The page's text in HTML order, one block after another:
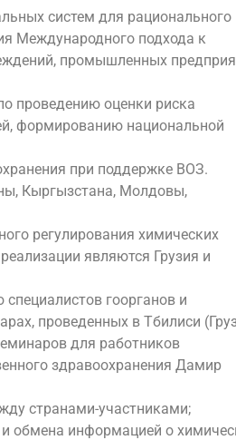
систем для рационального
Международного подхода к
промышленных
проведению оценки риска
формированию национальной
при поддержке ВОЗ.
Кыргызстана, Молдовы,
регулирования химических
являются Грузия и
гоорганов и
проведенных в Тбилиси
для работников
здравоохранения Дамир
странами-участниками;
и обмена информацией о